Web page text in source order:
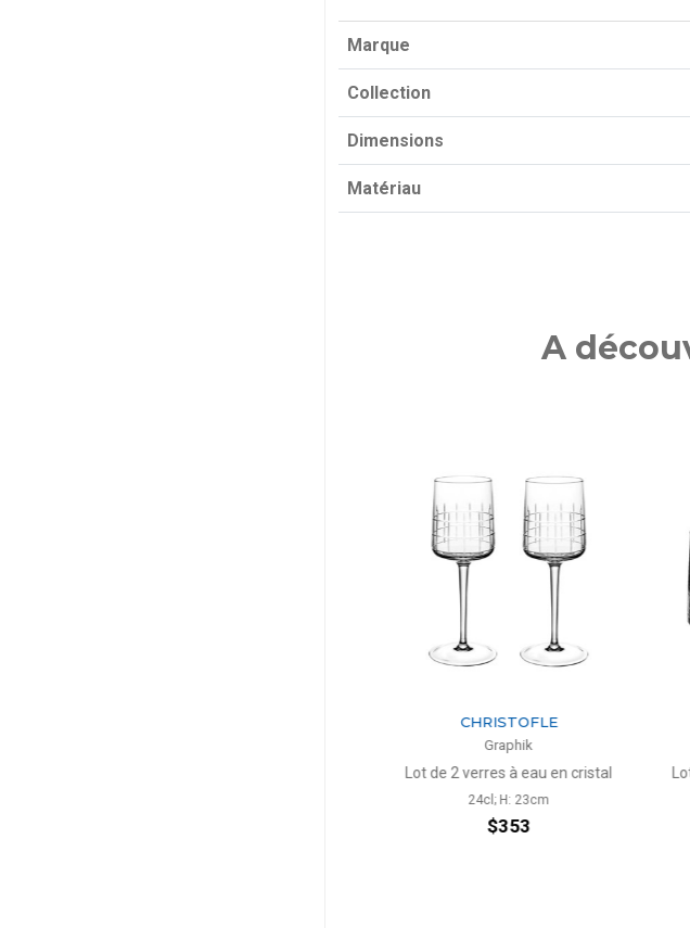
Marque
Collection
Dimensions
Matériau
A
CHRISTOFLE
Graphik
Lot de 2 verres à eau en cristal
24cl; H: 23cm
$353
Lot